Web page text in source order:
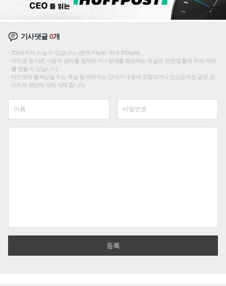
기사댓글0개
200자까지 쓰실 수 있습니다. (현재 0 byte / 최대 400byte)
저작권 등 다른 사람의 권리를 침해하거나 명예를 훼손하는 댓글은 관련 법률에 의해 제재
를 받을 수 있습니다.
타인에게 불쾌감을 주는 욕설 등 비하하는 단어가 내용에 포함되거나 인신공격성 글은 관
리자의 판단에 의해 삭제 합니다.